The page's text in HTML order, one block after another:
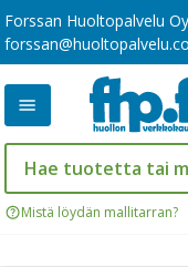
Forssan Huoltopalvelu
Mistä löydän mallitarran?